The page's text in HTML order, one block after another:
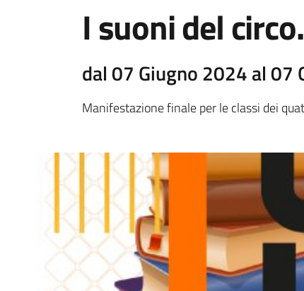
I suoni del circo.
dal 07 Giugno 2024 al 07
Manifestazione finale per le classi dei